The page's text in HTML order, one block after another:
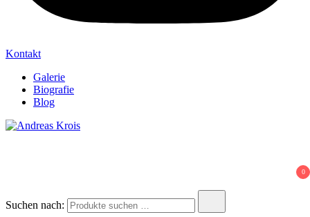
Kontakt
Galerie
Biografie
Blog
0
Suchen nach: